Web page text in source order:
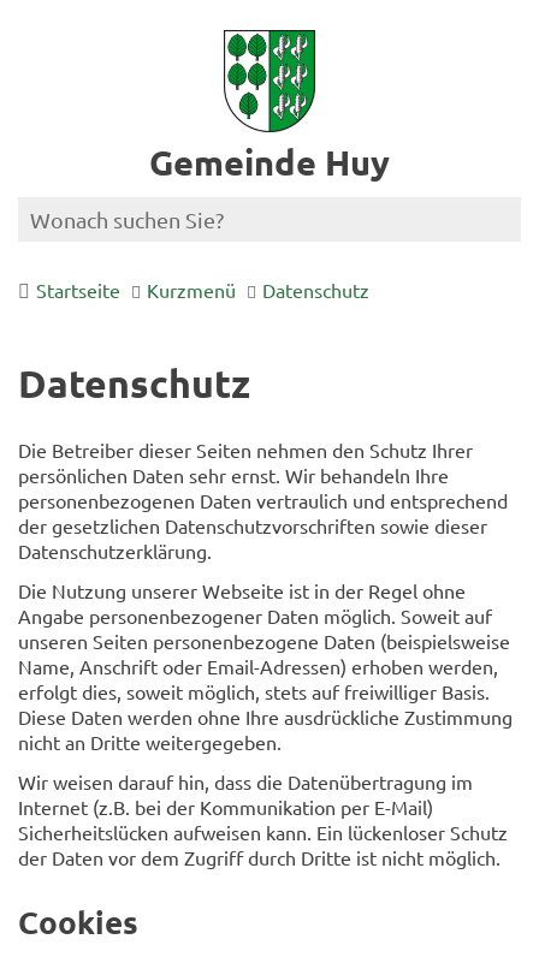
Gemeinde Huy
Startseite Kurzmenü Datenschutz
Datenschutz
Die Betreiber dieser Seiten nehmen den Schutz Ihrer
persönlichen Daten sehr ernst. Wir behandeln Ihre
personenbezogenen Daten vertraulich und entsprechend
der gesetzlichen Datenschutzvorschriften sowie dieser
Datenschutzerklärung.
Die Nutzung unserer Webseite ist in der Regel ohne
Angabe personenbezogener Daten möglich. Soweit auf
unseren Seiten personenbezogene Daten (beispielsweise
Name, Anschrift oder Email-Adressen) erhoben werden,
erfolgt dies, soweit möglich, stets auf freiwilliger Basis.
Diese Daten werden ohne Ihre ausdrückliche Zustimmung
nicht an Dritte weitergegeben.
Wir weisen darauf hin, dass die Datenübertragung im
Internet (z.B. bei der Kommunikation per E-Mail)
Sicherheitslücken aufweisen kann. Ein lückenloser Schutz
der Daten vor dem Zugriff durch Dritte ist nicht möglich.
Cookies